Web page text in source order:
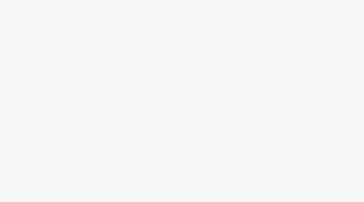
annan webbplats.
till annan webbplats.